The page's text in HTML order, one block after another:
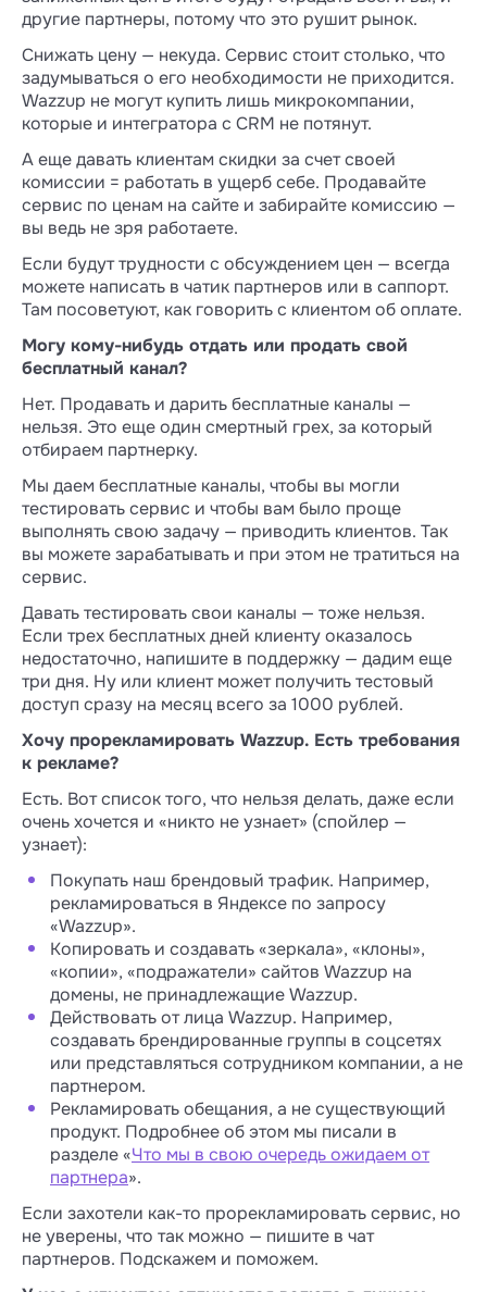
другие партнеры, потому что это рушит рынок.
Снижать цену — некуда. Сервис стоит столько, что
задумываться о его необходимости не приходится.
Wazzup не могут купить лишь микрокомпании,
которые и интегратора с CRM не потянут.
А еще давать клиентам скидки за счет своей
комиссии = работать в ущерб себе. Продавайте
сервис по ценам на сайте и забирайте комиссию —
вы ведь не зря работаете.
Если будут трудности с обсуждением цен — всегда
можете написать в чатик партнеров или в саппорт.
Там посоветуют, как говорить с клиентом об оплате.
Могу кому-нибудь отдать или продать свой
бесплатный канал?
Нет. Продавать и дарить бесплатные каналы —
нельзя. Это еще один смертный грех, за который
отбираем партнерку.
Мы даем бесплатные каналы, чтобы вы могли
тестировать сервис и чтобы вам было проще
выполнять свою задачу — приводить клиентов. Так
вы можете зарабатывать и при этом не тратиться на
сервис.
Давать тестировать свои каналы — тоже нельзя.
Если трех бесплатных дней клиенту оказалось
недостаточно, напишите в поддержку — дадим еще
три дня. Ну или клиент может получить тестовый
доступ сразу на месяц всего за 1000 рублей.
Хочу прорекламировать Wazzup. Есть требования
к рекламе?
Есть. Вот список того, что нельзя делать, даже если
очень хочется и «никто не узнает» (спойлер —
узнает):
Покупать наш брендовый трафик. Например,
рекламироваться в Яндексе по запросу
«Wazzup».
Копировать и создавать «зеркала», «клоны»,
«копии», «подражатели» сайтов Wazzup на
домены, не принадлежащие Wazzup.
Действовать от лица Wazzup. Например,
создавать брендированные группы в соцсетях
или представляться сотрудником компании, а не
партнером.
Рекламировать обещания, а не существующий
продукт. Подробнее об этом мы писали в
разделе «Что мы в свою очередь ожидаем от
партнера».
Если захотели как-то прорекламировать сервис, но
не уверены, что так можно — пишите в чат
партнеров. Подскажем и поможем.